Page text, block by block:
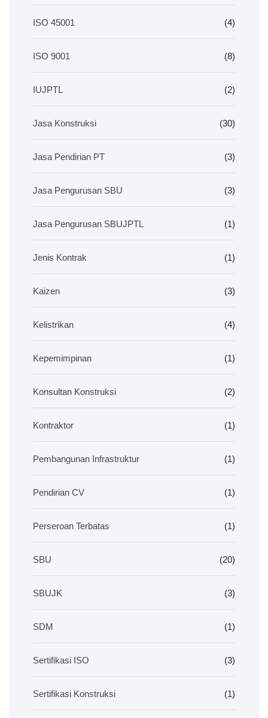
ISO 45001 (4)
ISO 9001 (8)
IUJPTL (2)
Jasa Konstruksi (30)
Jasa Pendirian PT (3)
Jasa Pengurusan SBU (3)
Jasa Pengurusan SBUJPTL (1)
Jenis Kontrak (1)
Kaizen (3)
Kelistrikan (4)
Kepemimpinan (1)
Konsultan Konstruksi (2)
Kontraktor (1)
Pembangunan Infrastruktur (1)
Pendirian CV (1)
Perseroan Terbatas (1)
SBU (20)
SBUJK (3)
SDM (1)
Sertifikasi ISO (3)
Sertifikasi Konstruksi (1)